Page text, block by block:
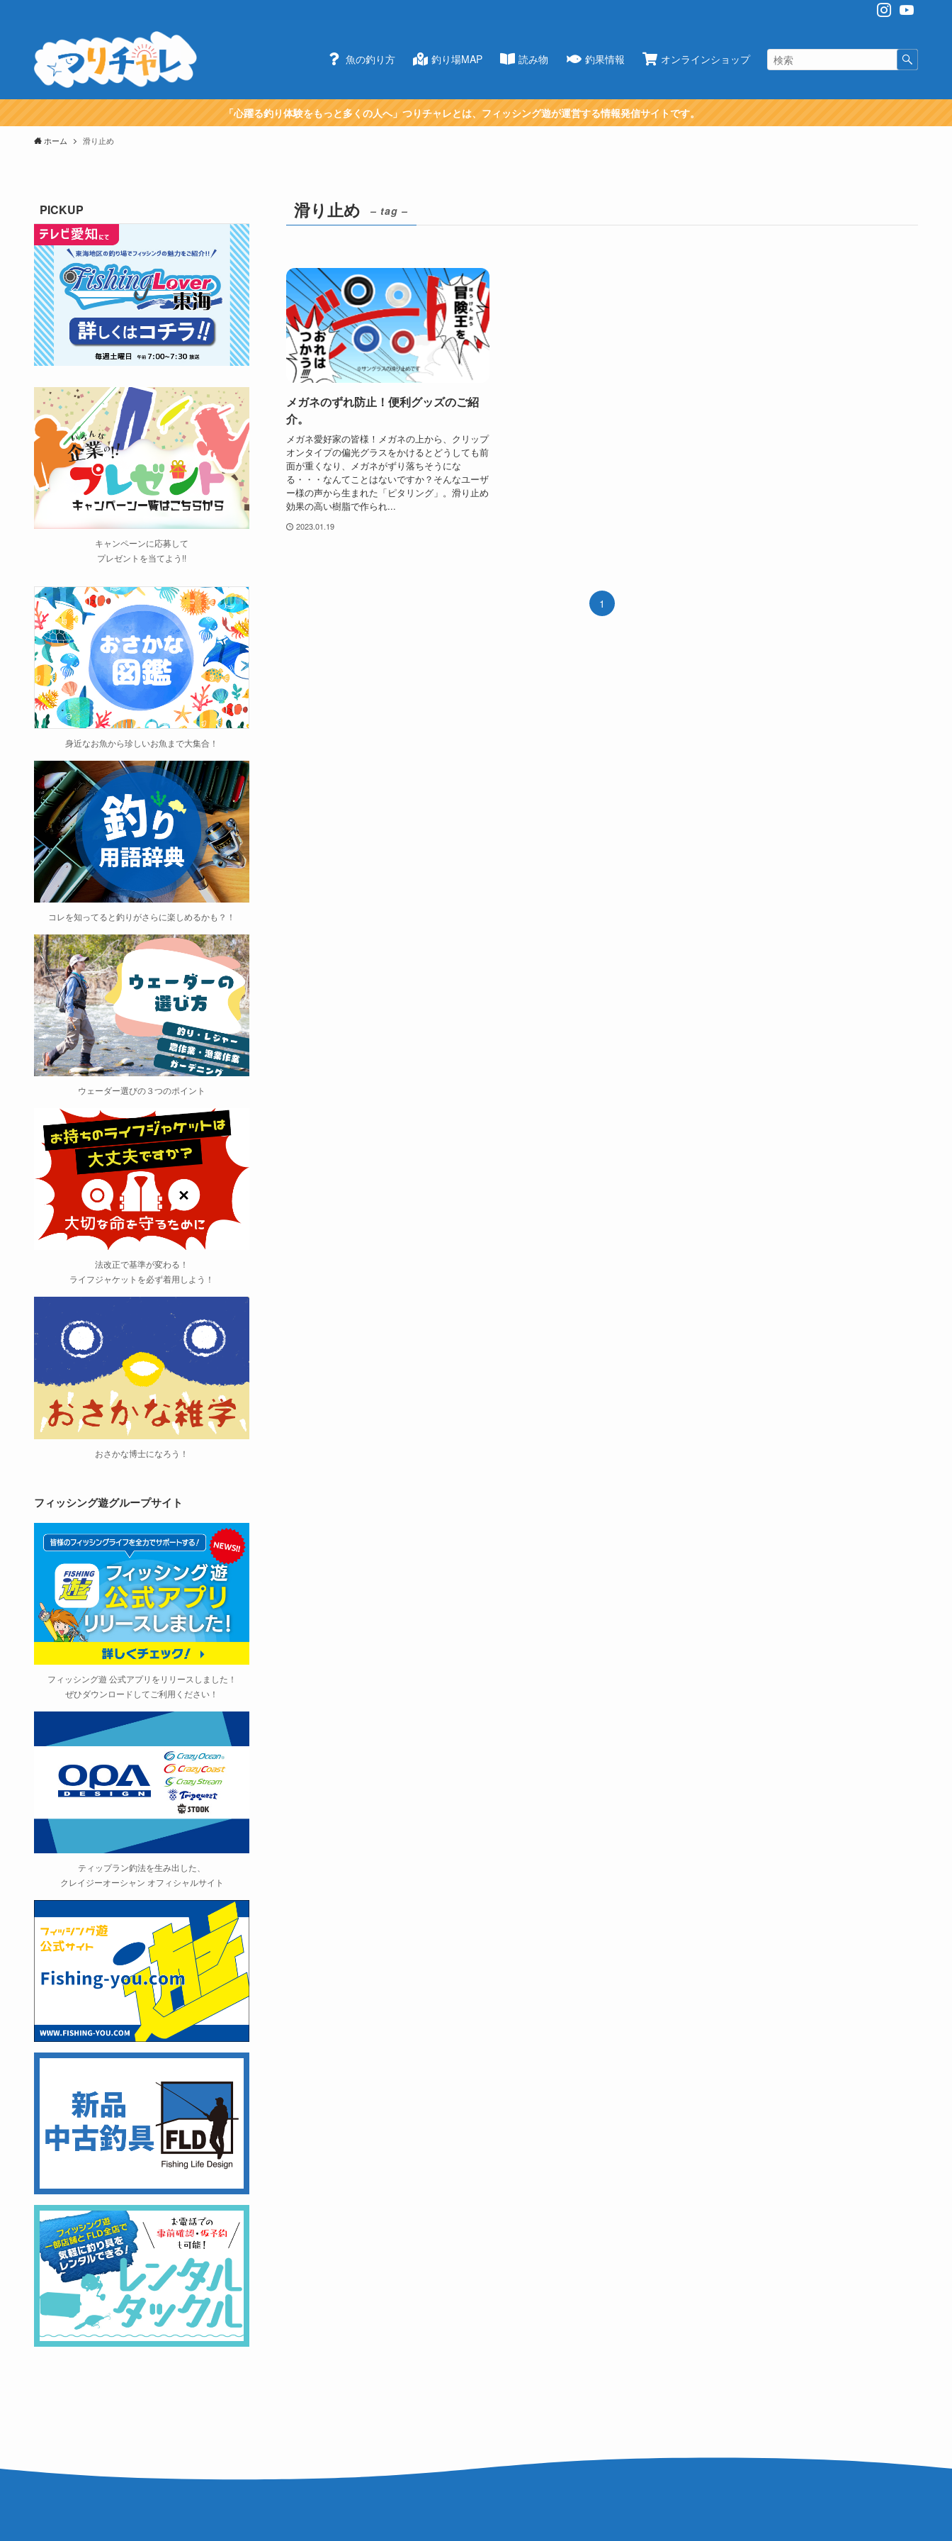
魚の釣り方 釣り場MAP 読み物 釣果情報 オンラインショップ
「心躍る釣り体験をもっと多くの人へ」つりチャレとは、フィッシング遊が運営する情報発信サイトです。
ホーム 滑り止め
滑り止め – tag –
メガネのずれ防止！便利グッズのご紹
介。
メガネ愛好家の皆様！メガネの上から、クリップ
オンタイプの偏光グラスをかけるとどうしても前
面が重くなり、メガネがずり落ちそうにな
る・・・なんてことはないですか？そんなユーザ
ー様の声から生まれた「ピタリング」。滑り止め
効果の高い樹脂で作られ...
2023.01.19
1
PICKUP
キャンペーンに応募して
プレゼントを当てよう!!
身近なお魚から珍しいお魚まで大集合！
コレを知ってると釣りがさらに楽しめるかも？！
ウェーダー選びの３つのポイント
法改正で基準が変わる！
ライフジャケットを必ず着用しよう！
おさかな博士になろう！
フィッシング遊グループサイト
フィッシング遊 公式アプリをリリースしました！
ぜひダウンロードしてご利用ください！
ティップラン釣法を生み出した、
クレイジーオーシャン オフィシャルサイト